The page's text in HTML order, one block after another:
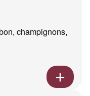
champignons,